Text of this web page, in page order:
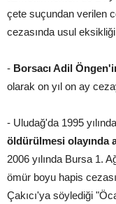
çete suçundan verilen
cezasında usul
- Borsacı Adil
olarak on yıl on ay
- Uludağ'da 1995 yılında
öldürülmesi olayında
2006 yılında Bursa 1.
ömür boyu hapis
Çakıcı'ya söylediği